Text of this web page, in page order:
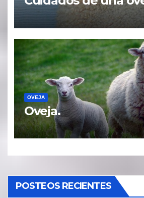
OVEJA
Oveja.
POSTEOS RECIENTES